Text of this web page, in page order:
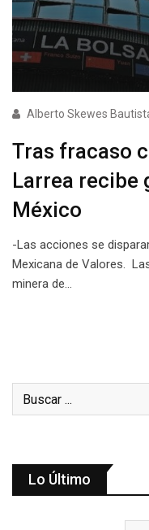
Alberto Skewes
Tras fracaso
Larrea recibe
México
-Las acciones se
Mexicana de Valores.
minera de…
Lo Último